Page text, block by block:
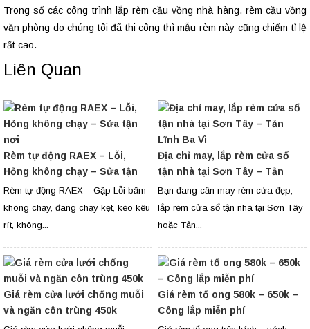
Trong số các công trình lắp rèm cầu vồng nhà hàng, rèm cầu vồng
văn phòng do chúng tôi đã thi công thì mẫu rèm này cũng chiếm tỉ lệ
rất cao.
Liên Quan
Rèm tự động RAEX – Lỗi,
Hỏng không chạy – Sửa tận
nơi
Rèm tự động RAEX – Gặp Lỗi bấm
không chạy, đang chạy kẹt, kéo kêu
rít, không...
Địa chỉ may, lắp rèm cửa sổ
tận nhà tại Sơn Tây – Tản
Lĩnh Ba Vì
Bạn đang cần may rèm cửa đẹp,
lắp rèm cửa sổ tận nhà tại Sơn Tây
hoặc Tản...
Giá rèm cửa lưới chống muỗi
và ngăn côn trùng 450k
Giá rèm tổ ong 580k – 650k –
Công lắp miễn phí